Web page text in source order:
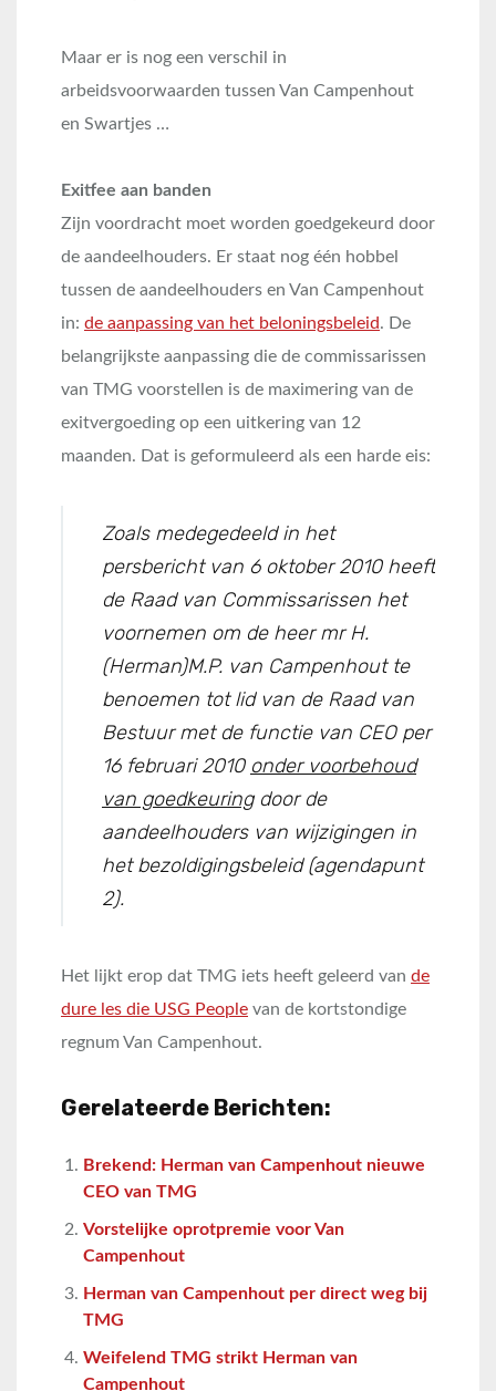
Maar er is nog een verschil in
arbeidsvoorwaarden tussen Van Campenhout
en Swartjes …
Exitfee aan banden
Zijn voordracht moet worden goedgekeurd door
de aandeelhouders. Er staat nog één hobbel
tussen de aandeelhouders en Van Campenhout
in: de aanpassing van het beloningsbeleid. De
belangrijkste aanpassing die de commissarissen
van TMG voorstellen is de maximering van de
exitvergoeding op een uitkering van 12
maanden. Dat is geformuleerd als een harde eis:
Zoals medegedeeld in het
persbericht van 6 oktober 2010 heeft
de Raad van Commissarissen het
voornemen om de heer mr H.
(Herman)M.P. van Campenhout te
benoemen tot lid van de Raad van
Bestuur met de functie van CEO per
16 februari 2010 onder voorbehoud
van goedkeuringdoor de
aandeelhouders van wijzigingen in
het bezoldigingsbeleid (agendapunt
2).
Het lijkt erop dat TMG iets heeft geleerd van de
dure les die USG People van de kortstondige
regnum Van Campenhout.
Gerelateerde Berichten:
Brekend: Herman van Campenhout nieuwe
CEO van TMG
Vorstelijke oprotpremie voor Van
Campenhout
Herman van Campenhout per direct weg bij
TMG
Weifelend TMG strikt Herman van
Campenhout